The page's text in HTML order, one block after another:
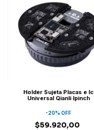
Holder Sujeta Placas e Ic
Universal Qianli Ipinch
-20%OFF
$59.920,00